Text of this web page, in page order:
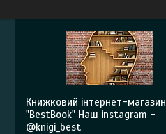
Книжковий інтернет-магазин
"BestBook" Наш instagram -
@knigi_best